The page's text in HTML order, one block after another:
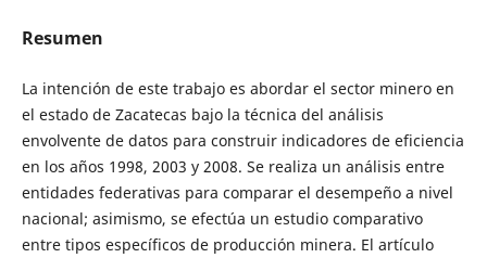
Resumen
La intención de este trabajo es abordar el sector minero en
el estado de Zacatecas bajo la técnica del análisis
envolvente de datos para construir indicadores de eficiencia
en los años 1998, 2003 y 2008. Se realiza un análisis entre
entidades federativas para comparar el desempeño a nivel
nacional; asimismo, se efectúa un estudio comparativo
entre tipos específicos de producción minera. El artículo